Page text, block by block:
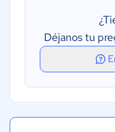
Facturación en
Historial de
Seguimiento del
Déjanos tu